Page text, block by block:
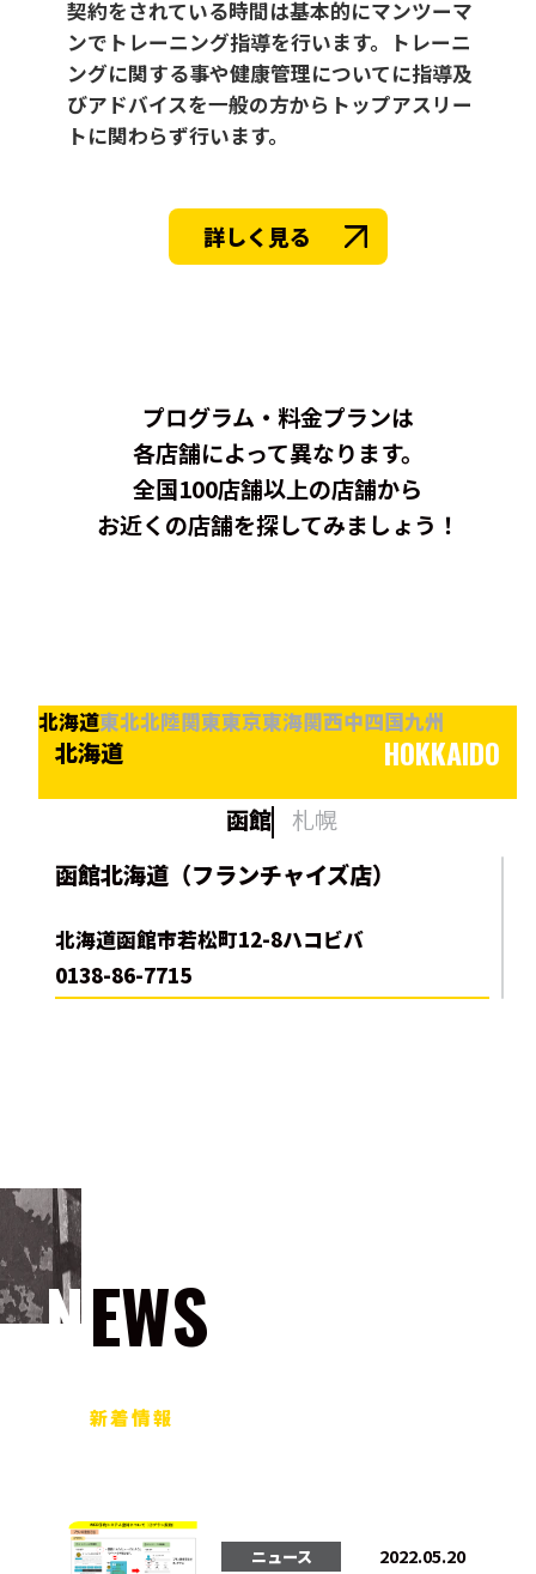
契約をされている時間は基本的にマンツーマ
ンでトレーニング指導を行います。トレーニ
ングに関する事や健康管理についてに指導及
びアドバイスを一般の方からトップアスリー
トに関わらず行います。
詳しく見る
プログラム・料金プランは
各店舗によって異なります。
全国100店舗以上の店舗から
お近くの店舗を探してみましょう！
北海道東北北陸関東東京東海関西中四国九州
北海道 HOKKAIDO
函館
札幌
函館北海道（フランチャイズ店）
北海道函館市若松町12-8ハコビバ
0138-86-7715
NEWS
新着情報
ニュース 2022.05.20